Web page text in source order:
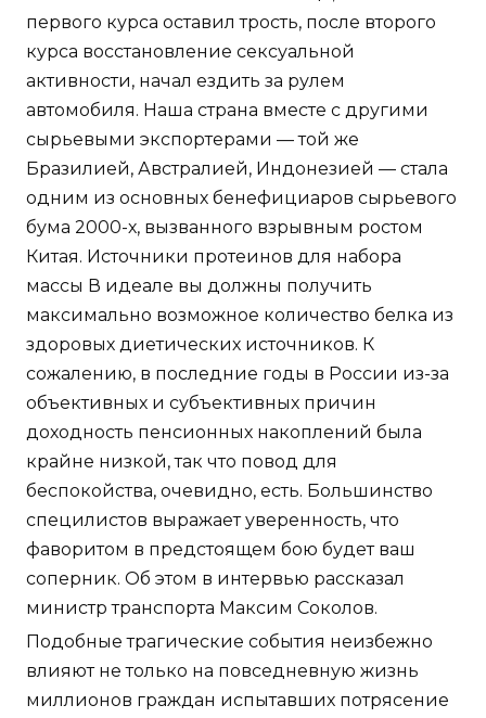
первого курса оставил трость, после второго
курса восстановление сексуальной
активности, начал ездить за рулем
автомобиля. Наша страна вместе с другими
сырьевыми экспортерами — той же
Бразилией, Австралией, Индонезией — стала
одним из основных бенефициаров сырьевого
бума 2000-х, вызванного взрывным ростом
Китая. Источники протеинов для набора
массы В идеале вы должны получить
максимально возможное количество белка из
здоровых диетических источников. К
сожалению, в последние годы в России из-за
объективных и субъективных причин
доходность пенсионных накоплений была
крайне низкой, так что повод для
беспокойства, очевидно, есть. Большинство
специлистов выражает уверенность, что
фаворитом в предстоящем бою будет ваш
соперник. Об этом в интервью рассказал
министр транспорта Максим Соколов.
Подобные трагические события неизбежно
влияют не только на повседневную жизнь
миллионов граждан испытавших потрясение